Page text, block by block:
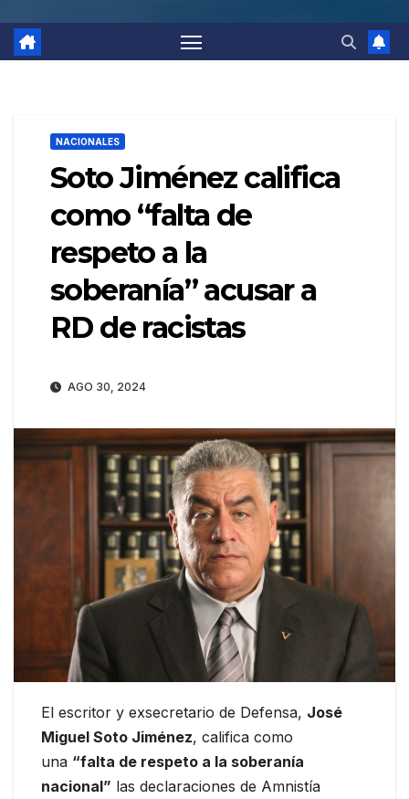
NACIONALES
Soto Jiménez califica
como “falta de
respeto a la
soberanía” acusar a
RD de racistas
AGO 30, 2024
El escritor y exsecretario de Defensa, José
Miguel Soto Jiménez, califica como
una “falta de respeto a la soberanía
nacional” las declaraciones de Amnistía